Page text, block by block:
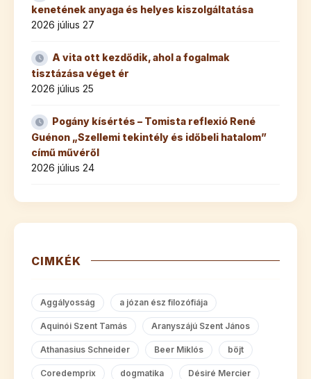
kenetének anyaga és helyes kiszolgáltatása
2026 július 27
A vita ott kezdődik, ahol a fogalmak
tisztázása véget ér
2026 július 25
Pogány kísértés – Tomista reflexió René
Guénon „Szellemi tekintély és időbeli hatalom”
című művéről
2026 július 24
CIMKÉK
Aggályosság a józan ész filozófiája
Aquinói Szent Tamás Aranyszájú Szent János
Athanasius Schneider Beer Miklós böjt
Coredemprix dogmatika Désiré Mercier